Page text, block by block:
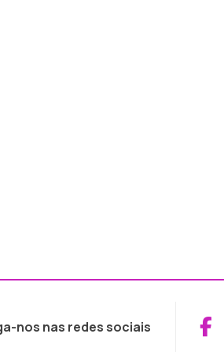
nos nas redes sociais